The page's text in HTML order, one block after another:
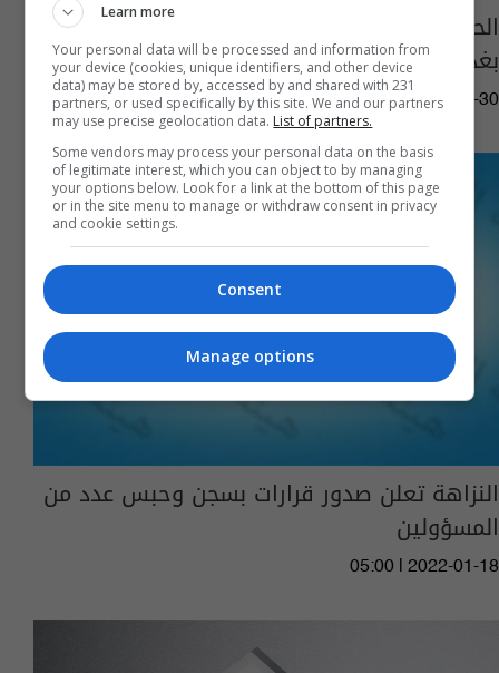
الحكم بالحبس الشديد على رئيس هيئة استثمار
بغداد الأسبق
05:50 | 2022-01-30
النزاهة تعلن صدور قرارات بسجن وحبس عدد من
المسؤولين
05:00 | 2022-01-18
Learn more
Your personal data will be processed and information from
your device (cookies, unique identifiers, and other device
data) may be stored by, accessed by and shared with 231
partners, or used specifically by this site. We and our partners
may use precise geolocation data. List of partners.
Some vendors may process your personal data on the basis
of legitimate interest, which you can object to by managing
your options below. Look for a link at the bottom of this page
or in the site menu to manage or withdraw consent in privacy
and cookie settings.
Consent
Manage options